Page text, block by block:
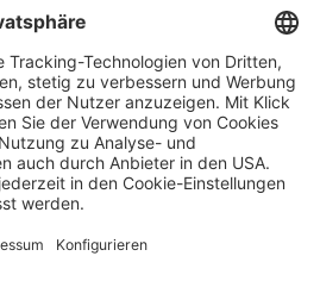
Garantie
Impressum
Datenschutz
Barrierefreiheitserklärung
Cookie-Einstellungen